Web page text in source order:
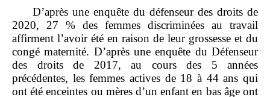
D’après une enquête du défenseur des droits de
2020, 27 % des femmes discriminées au travail
affirment l’avoir été en raison de leur grossesse et du
congé maternité. D’après une enquête du Défenseur
des droits de 2017, au cours des 5 années
précédentes, les femmes actives de 18 à 44 ans qui
ont été enceintes ou mères d’un enfant en bas âge ont